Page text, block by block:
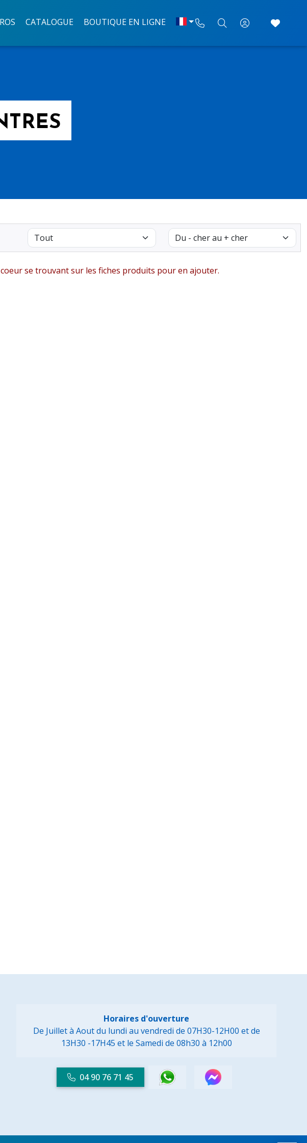
CATALOGUE BOUTIQUE EN LIGNE
se trouvant sur les fiches produits pour en ajouter.
Horaires d'ouverture
De Juillet à Aout du lundi au vendredi de 07H30-12H00 et de
13H30 -17H45 et le Samedi de 08h30 à 12h00
04 90 76 71 45